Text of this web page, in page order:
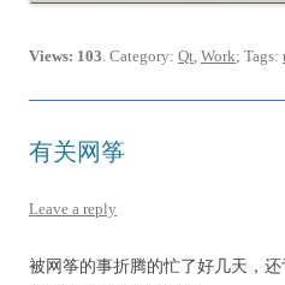
Views: 103. Category: Qt, Work; Tags:
有关网筝
Leave a reply
被网筝的事折腾的忙了好几天，